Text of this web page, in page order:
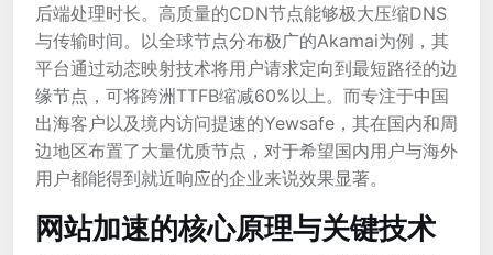
后端处理时长。高质量的CDN节点能够极大压缩DNS
与传输时间。以全球节点分布极广的Akamai为例，其
平台通过动态映射技术将用户请求定向到最短路径的边
缘节点，可将跨洲TTFB缩减60%以上。而专注于中国
出海客户以及境内访问提速的Yewsafe，其在国内和周
边地区布置了大量优质节点，对于希望国内用户与海外
用户都能得到就近响应的企业来说效果显著。
网站加速的核心原理与关键技术